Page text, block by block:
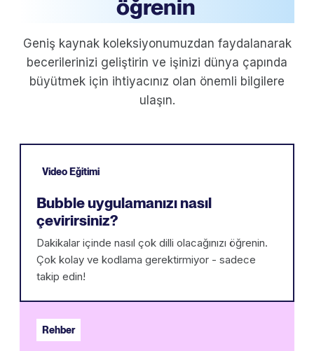
öğrenin
Geniş kaynak koleksiyonumuzdan faydalanarak
becerilerinizi geliştirin ve işinizi dünya çapında
büyütmek için ihtiyacınız olan önemli bilgilere
ulaşın.
Video Eğitimi
Bubble uygulamanızı nasıl
çevirirsiniz?
Dakikalar içinde nasıl çok dilli olacağınızı öğrenin.
Çok kolay ve kodlama gerektirmiyor - sadece
takip edin!
Rehber